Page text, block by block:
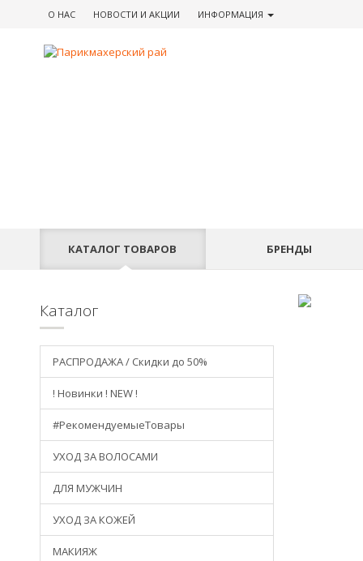
О НАС НОВОСТИ И АКЦИИ ИНФОРМАЦИЯ
КАТАЛОГ ТОВАРОВ БРЕНДЫ
Каталог
РАСПРОДАЖА / Скидки до 50%
! Новинки ! NEW !
#РекомендуемыеТовары
УХОД ЗА ВОЛОСАМИ
ДЛЯ МУЖЧИН
УХОД ЗА КОЖЕЙ
МАКИЯЖ